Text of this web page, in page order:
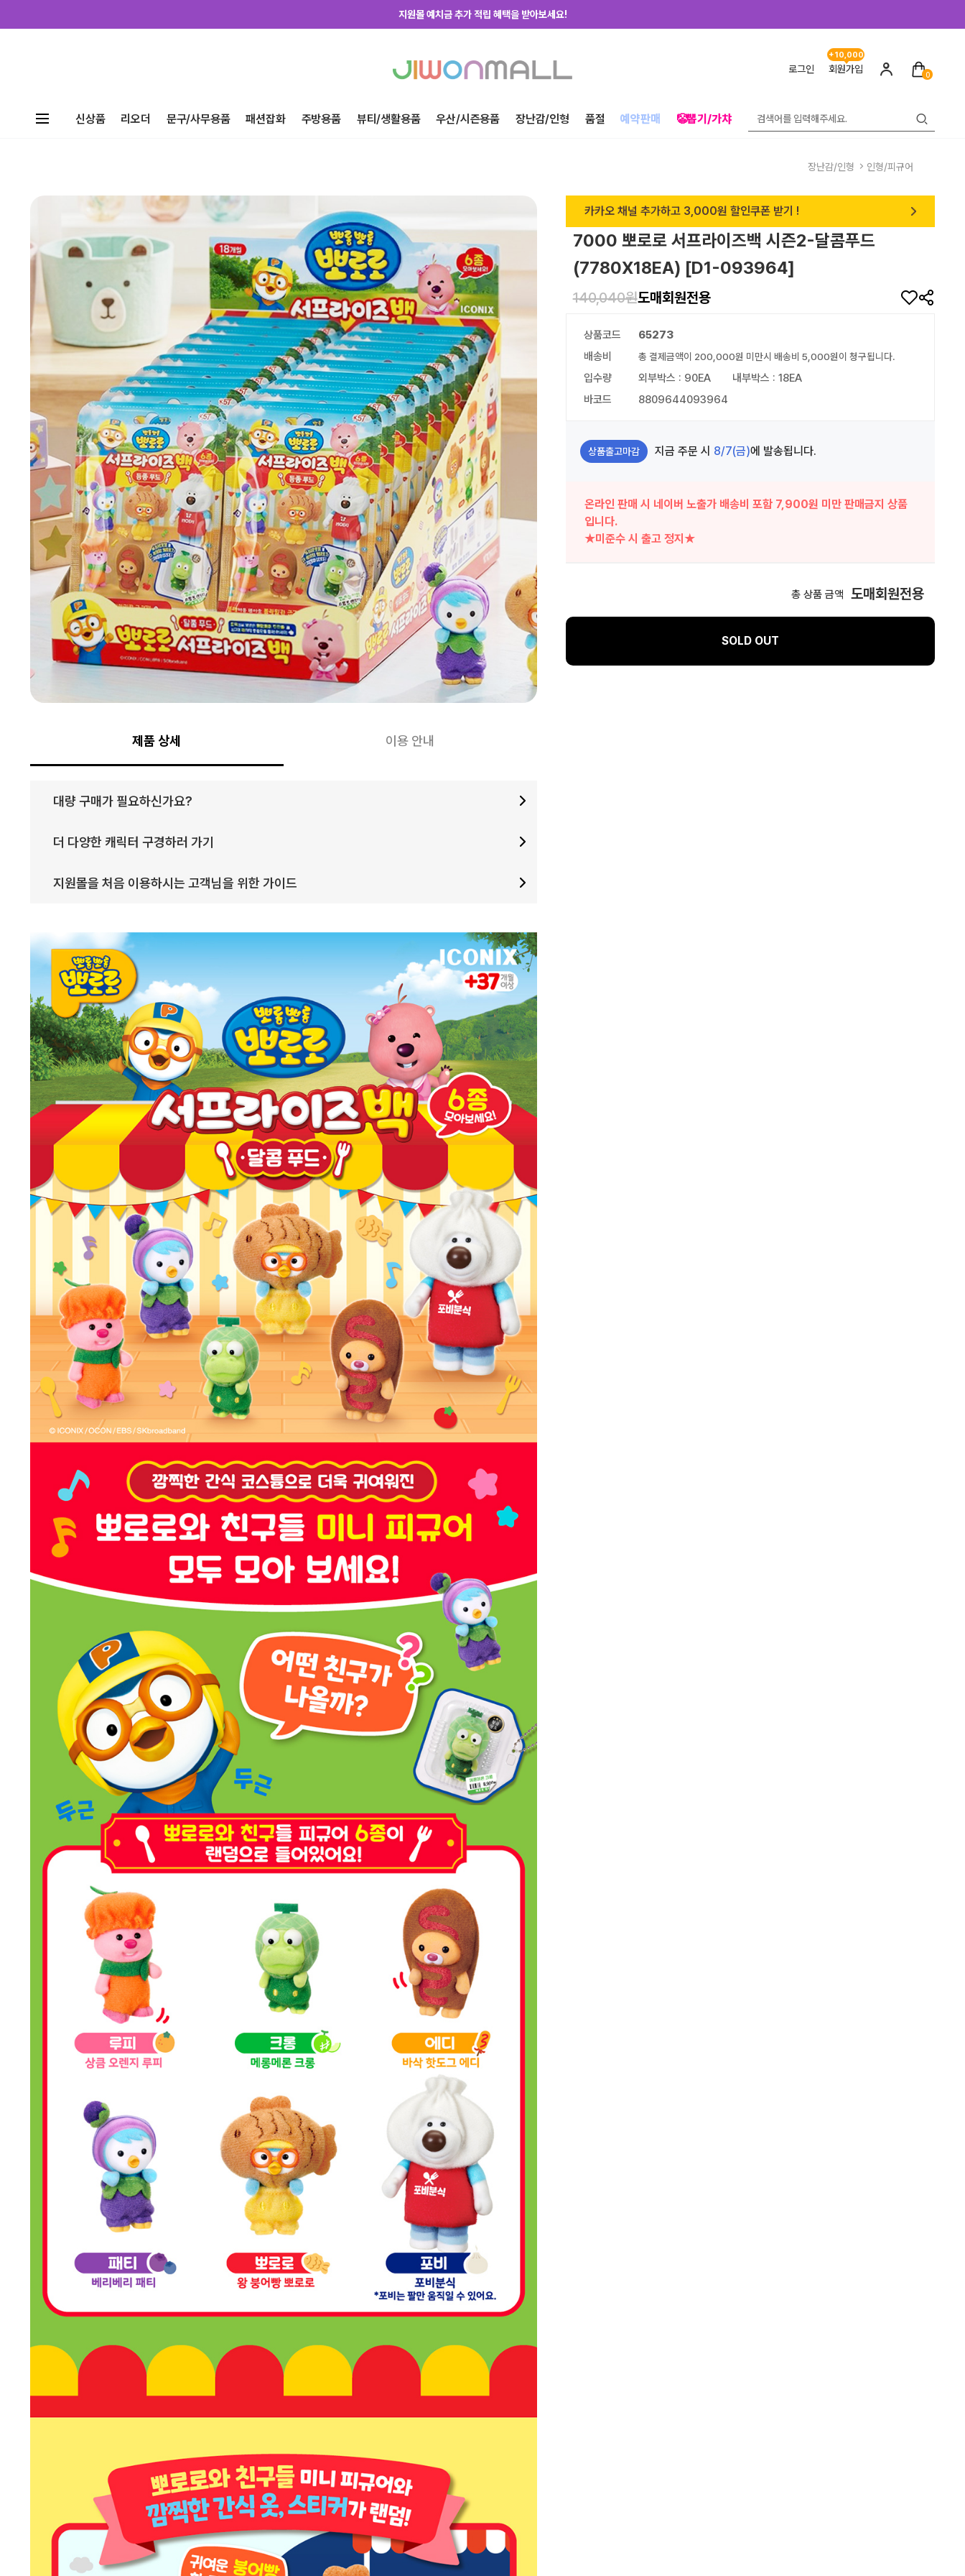
지원몰 위탁배송을 신청하세요!
지금 가입하고 첫구매 혜택 받아가세요! 로그인 회원가입
+10,000
0
신상품 리오더 문구/사무용품 패션잡화 주방용품 뷰티/생활용품 우산/시즌용품 장난감/인형 품절 예약판매 🤡뽑기/가챠
장난감/인형 인형/피규어
제품 상세 이용 안내
대량 구매가 필요하신가요?
더 다양한 캐릭터 구경하러 가기
지원몰을 처음 이용하시는 고객님을 위한 가이드
카카오 채널 추가하고 3,000원 할인쿠폰 받기 !
7000 뽀로로 서프라이즈백 시즌2-달콤푸드
(7780X18EA) [D1-093964]
140,040원도매회원전용
상품코드
65273
배송비
총 결제금액이 200,000원 미만시 배송비 5,000원이 청구됩니다.
입수량 외부박스 : 90EA
내부박스 : 18EA
바코드
8809644093964
상품출고마감 지금 주문 시 8/7(금)에 발송됩니다.
온라인 판매 시 네이버 노출가 배송비 포함 7,900원 미만 판매금지 상품
입니다.
★미준수 시 출고 정지★
총 상품 금액 도매회원전용
SOLD OUT